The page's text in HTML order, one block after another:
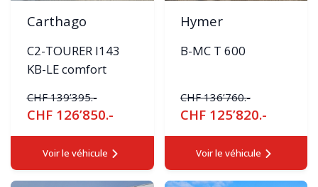
Carthago
C2-TOURER I143
KB-LE comfort
CHF 139’395.-
CHF 126’850.-
Voir le véhicule
Hymer
B-MC T 600
CHF 136’760.-
CHF 125’820.-
Voir le véhicule